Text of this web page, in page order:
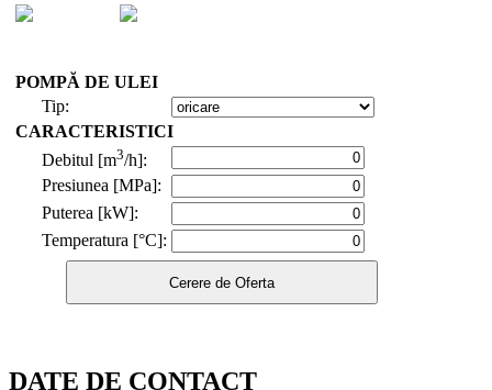
POMPĂ DE ULEI
Tip:
CARACTERISTICI
Debitul [m3/h]:
Presiunea [MPa]:
Puterea [kW]:
Temperatura [°C]:
DATE DE CONTACT